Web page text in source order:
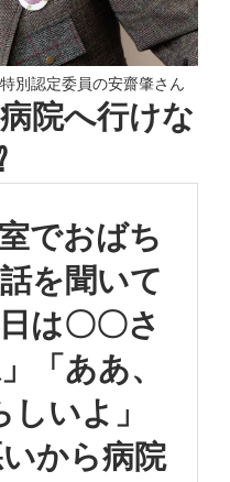
別認定委員の安齋肇さん
院へ行けな
でおばち
を聞いて
日は〇〇さ
「ああ、
いよ」
から病院